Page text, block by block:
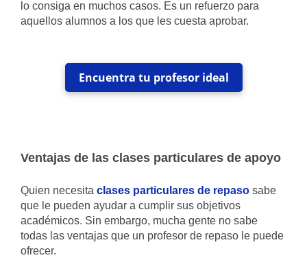
lo consiga en muchos casos. Es un refuerzo para
aquellos alumnos a los que les cuesta aprobar.
Encuentra tu profesor ideal
Ventajas de las clases particulares de apoyo
Quien necesita clases particulares de repaso sabe
que le pueden ayudar a cumplir sus objetivos
académicos. Sin embargo, mucha gente no sabe
todas las ventajas que un profesor de repaso le puede
ofrecer.